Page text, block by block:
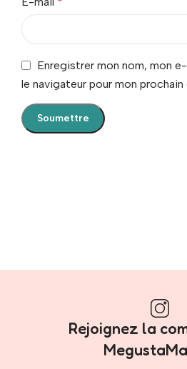
Enregistrer mon nom, mon
le navigateur pour mon
Rejoignez la